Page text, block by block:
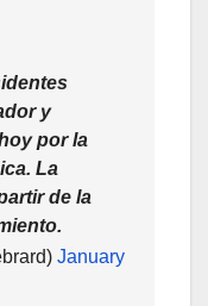
y
por la
La
de la
January